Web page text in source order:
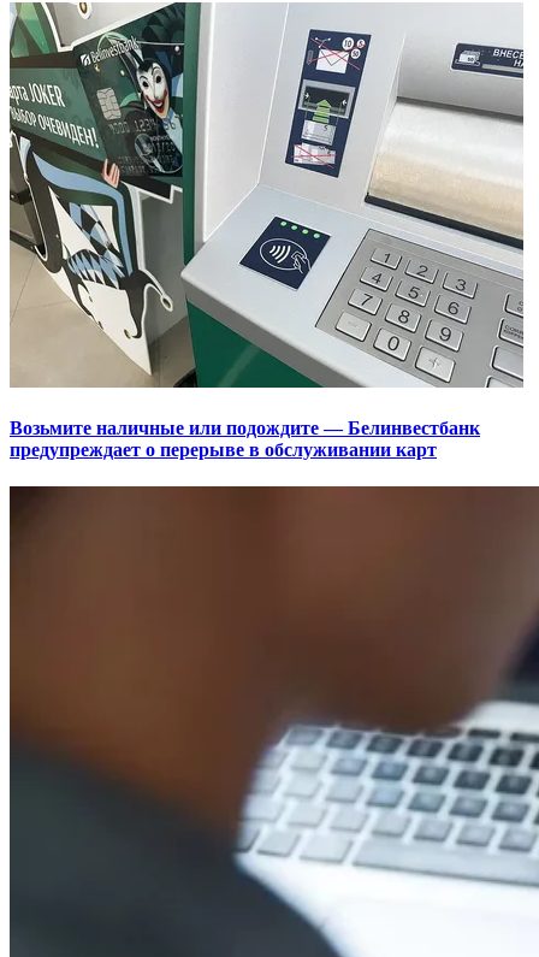
Возьмите наличные или подождите — Белинвестбанк
предупреждает о перерыве в обслуживании карт